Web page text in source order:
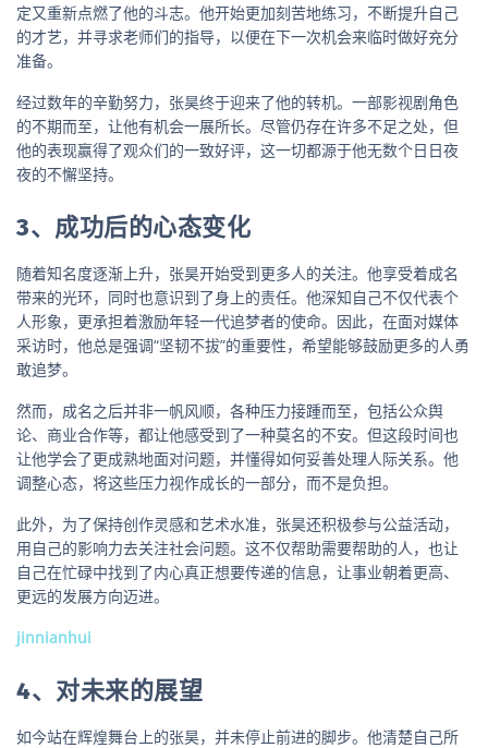
定又重新点燃了他的斗志。他开始更加刻苦地练习，不断提升自己
的才艺，并寻求老师们的指导，以便在下一次机会来临时做好充分
准备。
经过数年的辛勤努力，张昊终于迎来了他的转机。一部影视剧角色
的不期而至，让他有机会一展所长。尽管仍存在许多不足之处，但
他的表现赢得了观众们的一致好评，这一切都源于他无数个日日夜
夜的不懈坚持。
3、成功后的心态变化
随着知名度逐渐上升，张昊开始受到更多人的关注。他享受着成名
带来的光环，同时也意识到了身上的责任。他深知自己不仅代表个
人形象，更承担着激励年轻一代追梦者的使命。因此，在面对媒体
采访时，他总是强调“坚韧不拔”的重要性，希望能够鼓励更多的人勇
敢追梦。
然而，成名之后并非一帆风顺，各种压力接踵而至，包括公众舆
论、商业合作等，都让他感受到了一种莫名的不安。但这段时间也
让他学会了更成熟地面对问题，并懂得如何妥善处理人际关系。他
调整心态，将这些压力视作成长的一部分，而不是负担。
此外，为了保持创作灵感和艺术水准，张昊还积极参与公益活动，
用自己的影响力去关注社会问题。这不仅帮助需要帮助的人，也让
自己在忙碌中找到了内心真正想要传递的信息，让事业朝着更高、
更远的发展方向迈进。
jinnianhui
4、对未来的展望
如今站在辉煌舞台上的张昊，并未停止前进的脚步。他清楚自己所